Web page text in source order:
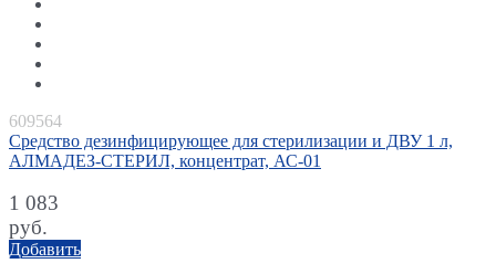
609564
Средство дезинфицирующее для стерилизации и ДВУ 1 л,
АЛМАДЕЗ-СТЕРИЛ, концентрат, АС-01
1 083
руб.
Добавить